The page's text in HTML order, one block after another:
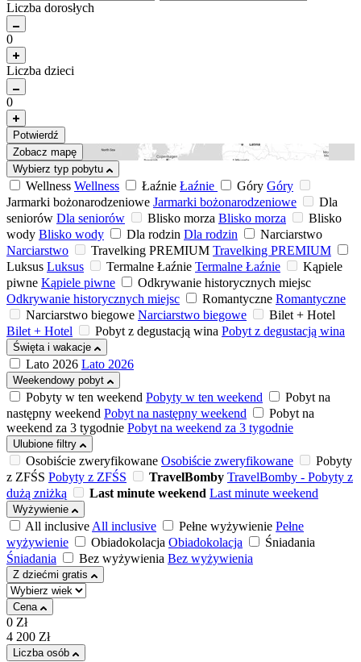
Liczba dorosłych
0
Liczba dzieci
0
Potwierdź
Zobacz mapę
Wybierz typ pobytu
Wellness Wellness Łaźnie Łaźnie Góry Góry
Jarmarki bożonarodzeniowe Jarmarki bożonarodzeniowe
Dla
seniorów Dla seniorów Blisko morza Blisko morza
Blisko
wody Blisko wody Dla rodzin Dla rodzin
Narciarstwo
Narciarstwo
Travelking PREMIUM Travelking PREMIUM
Luksus Luksus Termalne Łaźnie Termalne Łaźnie
Kąpiele
piwne Kąpiele piwne
Odkrywanie historycznych miejsc
Odkrywanie historycznych miejsc
Romantyczne Romantyczne
Narciarstwo biegowe Narciarstwo biegowe
Bilet + Hotel
Bilet + Hotel
Pobyt z degustacją wina Pobyt z degustacją wina
Święta i wakacje
Lato 2026 Lato 2026
Weekendowy pobyt
Pobyty w ten weekend Pobyty w ten weekend
Pobyt na
następny weekend Pobyt na następny weekend
Pobyt na
weekend za 3 tygodnie Pobyt na weekend za 3 tygodnie
Ulubione filtry
Osobiście zweryfikowane Osobiście zweryfikowane
Pobyty
z ZFŚS Pobyty z ZFŚS TravelBomby TravelBomby - Pobyty z
dużą zniżką
Last minute weekend Last minute weekend
Wyżywienie
All inclusiveAll inclusive Pełne wyżywienie Pełne
wyżywienie
Obiadokolacja Obiadokolacja
Śniadania
Śniadania
Bez wyżywienia Bez wyżywienia
Z dziećmi gratis
Cena
0 Zł
4 200 Zł
Liczba osób